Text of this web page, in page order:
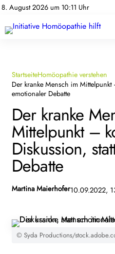
8. August 2026 um 10:11 Uhr
Homöopathie-News
Service
StartseiteHomöopathie verstehen
Der kranke Mensch im
emotionaler Debatte
Der kranke
Mittelpunkt –
Diskussion,
Debatte
Martina Maierhofer10.09.2022,
© Syda Productions/